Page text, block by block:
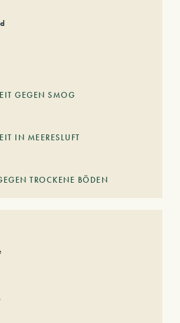
GEGEN SMOG
IN MEERESLUFT
TROCKENE BÖDEN